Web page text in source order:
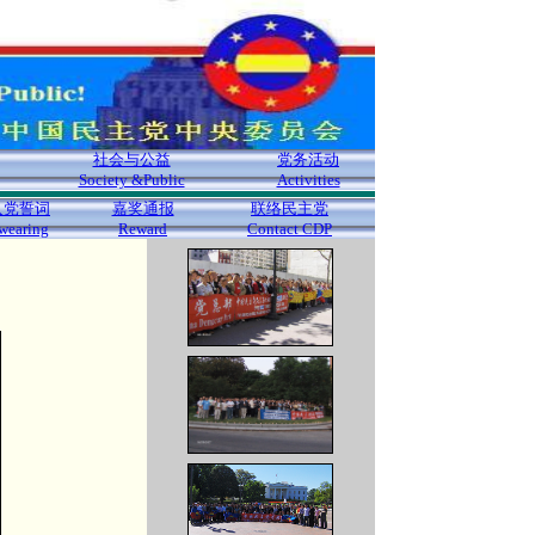
社会与公益
Society &Public
党务活动
Activities
党誓词
嘉奖通报
Reward
联络民主党
Contact CDP